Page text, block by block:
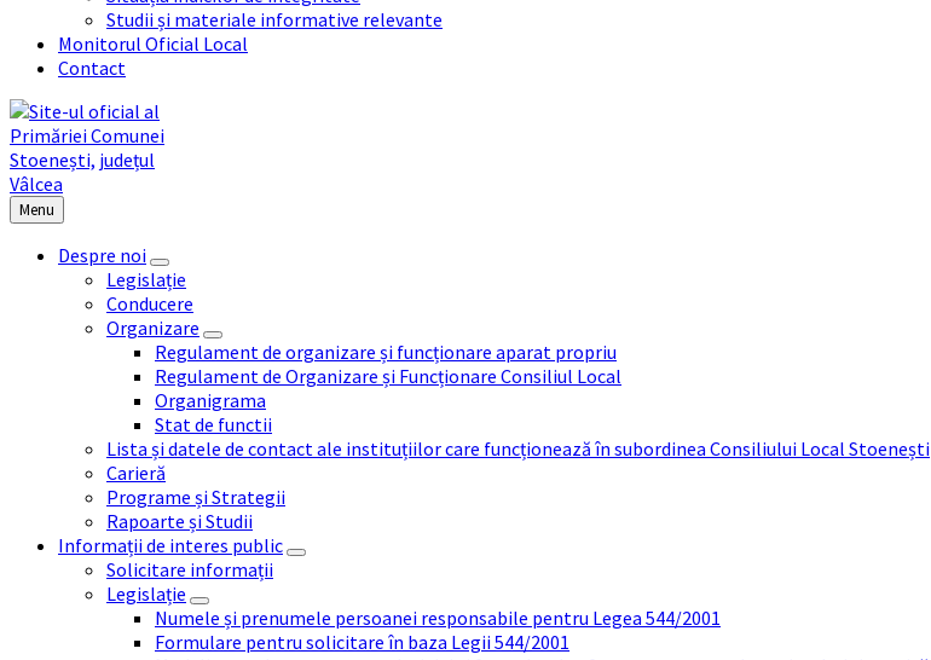
Studii și materiale informative relevante
Monitorul Oficial Local
Contact
Menu
Despre noi
Legislație
Conducere
Organizare
Regulament de organizare și funcționare aparat propriu
Regulament de Organizare și Funcționare Consiliul Local
Organigrama
Stat de functii
Lista și datele de contact ale instituțiilor care funcționează în subordinea Consiliului Local Stoenești
Carieră
Programe și Strategii
Rapoarte și Studii
Informații de interes public
Solicitare informații
Legislație
Numele și prenumele persoanei responsabile pentru Legea 544/2001
Formulare pentru solicitare în baza Legii 544/2001